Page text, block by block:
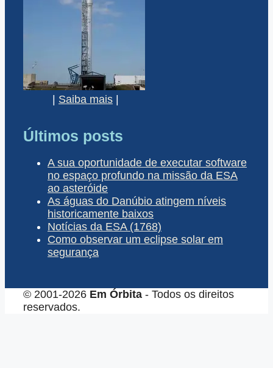
| Saiba mais |
Últimos posts
A sua oportunidade de executar software
no espaço profundo na missão da ESA
ao asteróide
As águas do Danúbio atingem níveis
historicamente baixos
Notícias da ESA (1768)
Como observar um eclipse solar em
segurança
© 2001-2026 Em Órbita - Todos os direitos
reservados.